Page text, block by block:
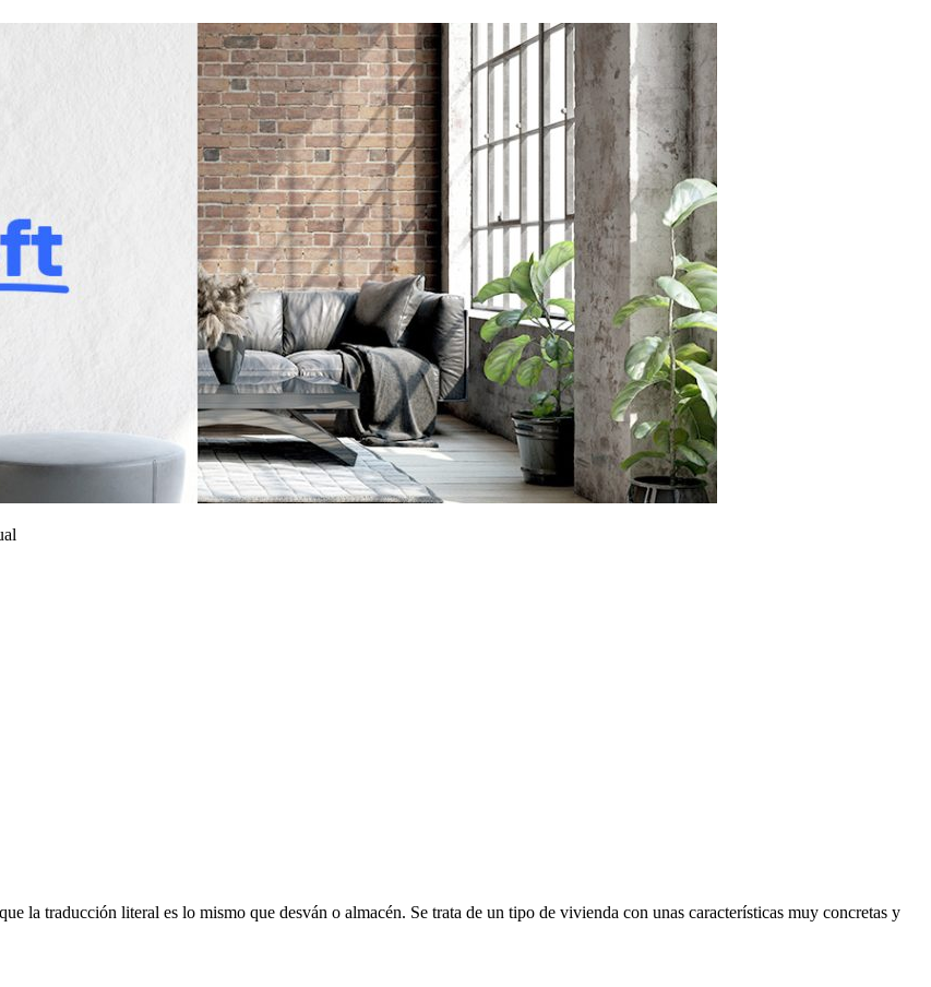
la traducción literal es lo mismo que desván o almacén. Se trata de un tipo de vivienda con unas características muy concretas y